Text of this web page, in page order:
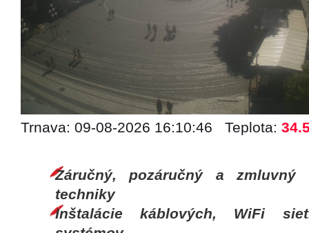
Trnava: 09-08-2026 16:10:46 Teplota:
Záručný, pozáručný a zmluvný
techniky
Inštalácie káblových, WiFi